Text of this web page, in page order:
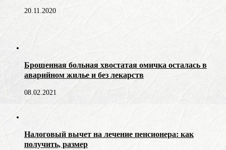
20.11.2020
Брошенная больная хвостатая омичка осталась в
аварийном жилье и без лекарств
08.02.2021
Налоговый вычет на лечение пенсионера: как
получить, размер